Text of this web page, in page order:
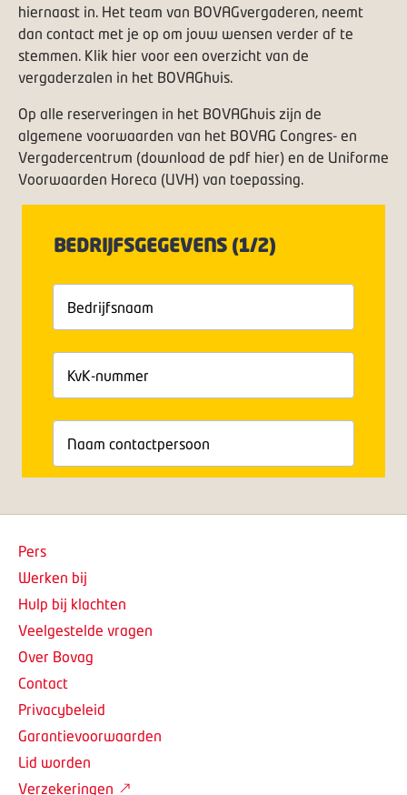
hiernaast in. Het team van BOVAGvergaderen, neemt
dan contact met je op om jouw wensen verder af te
stemmen. Klik hier voor een overzicht van de
vergaderzalen in het BOVAGhuis.
Op alle reserveringen in het BOVAGhuis zijn de
algemene voorwaarden van het BOVAG Congres- en
Vergadercentrum (download de pdf hier) en de Uniforme
Voorwaarden Horeca (UVH) van toepassing.
Pers
Werken bij
Hulp bij klachten
Veelgestelde vragen
Over Bovag
Contact
Privacybeleid
Garantievoorwaarden
Lid worden
Verzekeringen